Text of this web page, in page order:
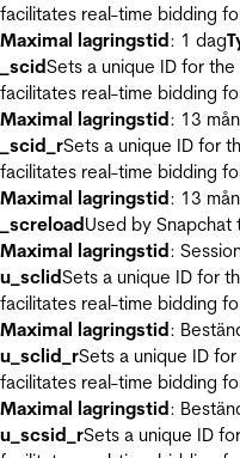
facilitates real-time bidding
Maximal lagringstid: 1 dag
_scidSets a unique ID for
facilitates real-time bidding
Maximal lagringstid: 13
_scid_rSets a unique ID for
facilitates real-time bidding
Maximal lagringstid: 13
_screloadUsed by
Maximal lagringstid:
u_sclidSets a unique ID for
facilitates real-time bidding
Maximal lagringstid:
u_sclid_rSets a unique ID
facilitates real-time bidding
Maximal lagringstid:
u_scsid_rSets a unique ID